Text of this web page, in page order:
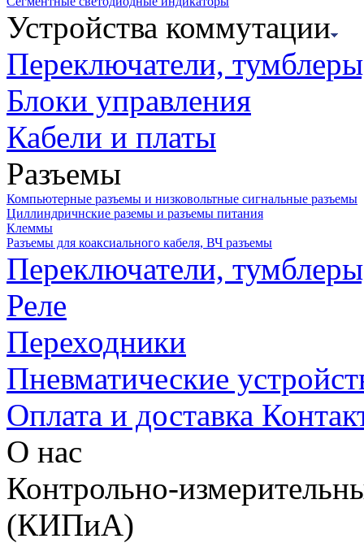
Устройства коммутации
Переключатели,
Блоки управления
Кабели и платы
Разъемы
Компьютерные разъемы и низковольтные сигнальные разъемы
Циллиндричнские раземы и разъемы питания
Клеммы
Разъемы для коаксиального кабеля, ВЧ разъемы
Переключатели,
Реле
Переходники
Пневматические
Оплата и доставка
О нас
Контрольно-
(КИПиА)